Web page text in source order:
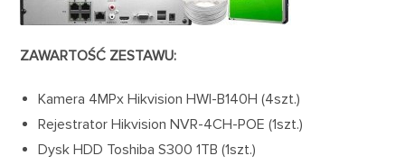
ZAWARTOŚĆ ZESTAWU:
Kamera 4MPx Hikvision HWI-B140H (4szt.)
Rejestrator Hikvision NVR-4CH-POE (1szt.)
Dysk HDD Toshiba S300 1TB (1szt.)